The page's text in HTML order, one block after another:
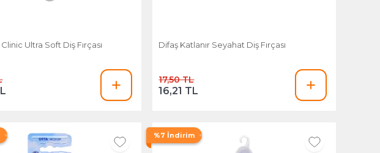
Ultra Soft Diş Fırçası Difaş Katlanır Seyahat Diş Fırçası
17,50 TL
16,21 TL
%7 İndirim